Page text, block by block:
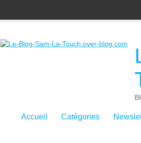
Accueil Catégories